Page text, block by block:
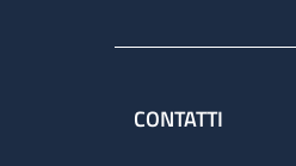
CONTATTI